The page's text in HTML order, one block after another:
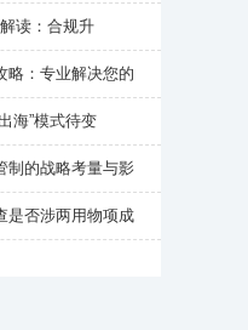
读：合规升
略：专业解决您的
海”模式待变
制的战略考量与影
是否涉两用物项成